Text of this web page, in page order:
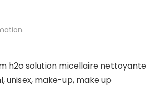
h2o solution micellaire nettoyante
unisex, make-up, make up